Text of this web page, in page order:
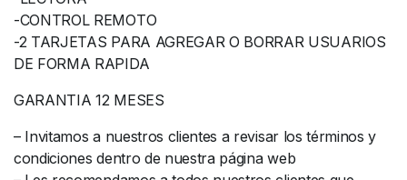
-CONTROL REMOTO
-2 TARJETAS PARA AGREGAR O BORRAR USUARIOS
DE FORMA RAPIDA
GARANTIA 12 MESES
– Invitamos a nuestros clientes a revisar los términos y
condiciones dentro de nuestra página web